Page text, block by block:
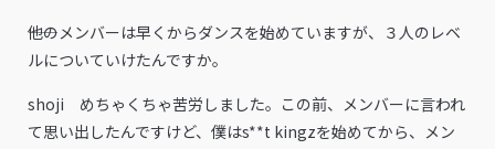
――他のメンバーは早くからダンスを始めていますが、３人のレベ
ルについていけたんですか。
shoji めちゃくちゃ苦労しました。この前、メンバーに言われ
て思い出したんですけど、僕はs**t kingzを始めてから、メン